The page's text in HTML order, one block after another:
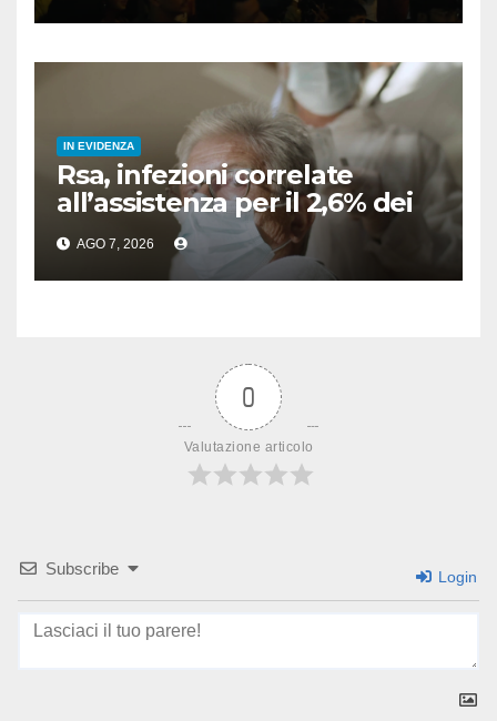
IN EVIDENZA
Rsa, infezioni correlate
all’assistenza per il 2,6% dei
residenti
AGO 7, 2026
0
Valutazione articolo
Subscribe Login